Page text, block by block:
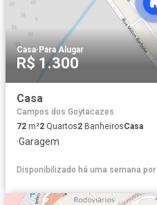
Casa· Para Alugar
R$ 1.300
Casa
Campos dos Goytacazes
72 m²2 Quartos2 BanheirosCasa
·Garagem
Disponibilizado há uma semana por